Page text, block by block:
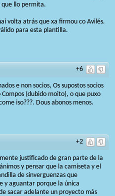
que llo permita.
volta atrás que xa firmou co Avilés.
para esta plantilla.
+6
e non socios, Os supostos socios
(dubido moito), o que puxo
iso???. Dous abonos menos.
+2
justificado de gran parte de la
y pensar que la camiseta y el
de sinverguenzas que
y aguantar porque la única
sacar adelante un proyecto más